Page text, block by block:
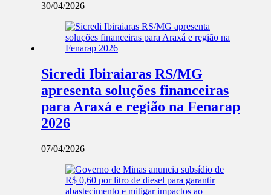
30/04/2026
Sicredi Ibiraiaras RS/MG
apresenta soluções financeiras
para Araxá e região na Fenarap
2026
07/04/2026